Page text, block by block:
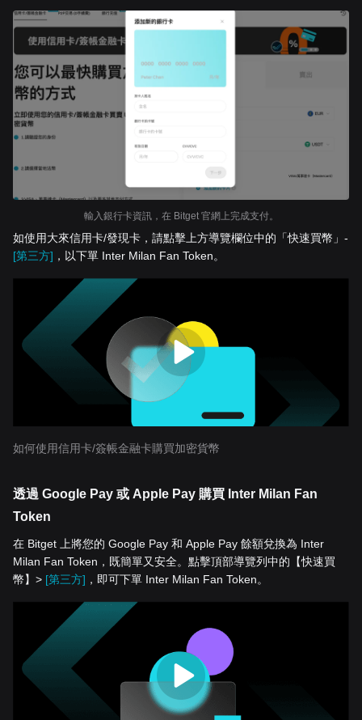
輸入銀行卡資訊，在 Bitget 官網上完成支付。
如使用大來信用卡/發現卡，請點擊上方導覽欄位中的「快速買幣」-
[第三方] ，以下單 Inter Milan Fan Token。
如何使用信用卡/簽帳金融卡購買加密貨幣
透過 Google Pay 或 Apple Pay 購買 Inter Milan Fan
Token
在 Bitget 上將您的 Google Pay 和 Apple Pay 餘額兌換為 Inter
Milan Fan Token，既簡單又安全。點擊頂部導覽列中的【快速買
幣】> [第三方] ，即可下單 Inter Milan Fan Token。